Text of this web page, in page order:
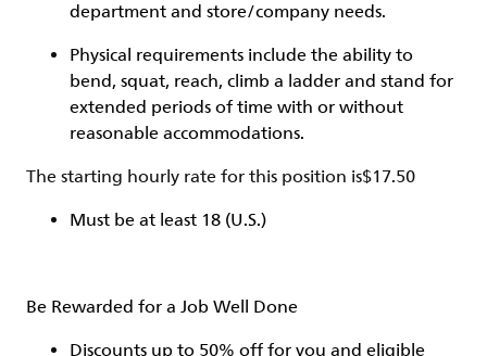
department and store/company needs.
Physical requirements include the ability to
bend, squat, reach, climb a ladder and stand for
extended periods of time with or without
reasonable accommodations.
The starting hourly rate for this position isㅤ$17.50
Must be at least 18 (U.S.)
Be Rewarded for a Job Well Done
Discounts up to 50% off for you and eligible